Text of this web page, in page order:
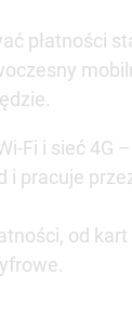
płatności
Fi i sieć 4G
pracuje
od